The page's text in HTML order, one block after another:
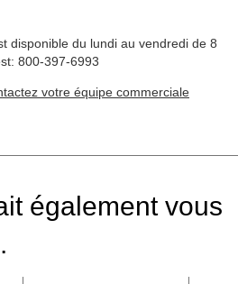
disponible du lundi au vendredi de 8
800-397-6993
votre équipe commerciale
également vous